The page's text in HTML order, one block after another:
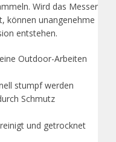
Wird das Messer
können unangenehme
entstehen.
Outdoor-Arbeiten
stumpf werden
Schmutz
und getrocknet